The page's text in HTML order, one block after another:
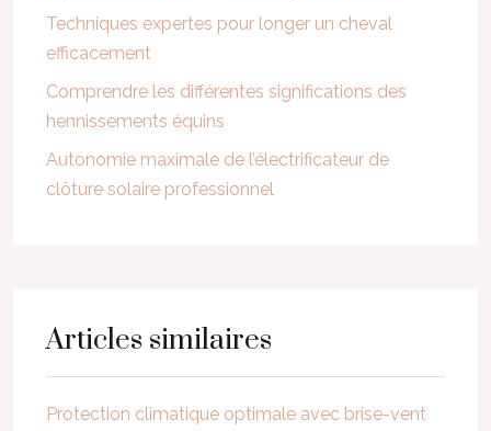
Techniques expertes pour longer un cheval
efficacement
Comprendre les différentes significations des
hennissements équins
Autonomie maximale de l’électrificateur de
clôture solaire professionnel
Articles similaires
Protection climatique optimale avec brise-vent